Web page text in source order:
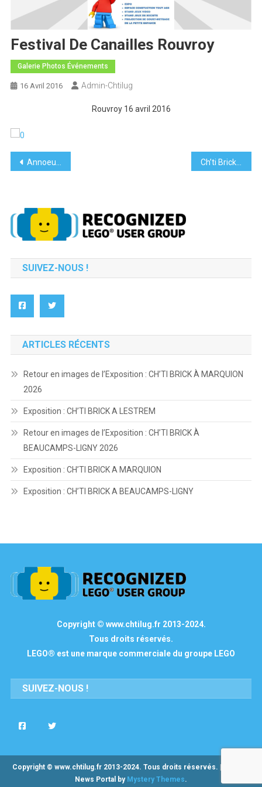
Festival De Canailles Rouvroy
Galerie Photos Événements
16 Avril 2016 Admin-Chtilug
Rouvroy 16 avril 2016
Navigation
l’article
Annoeullin 2015 Ch’ti Brick III Cysoing
SUIVEZ-NOUS !
ARTICLES RÉCENTS
Retour en images de l’Exposition : CH’TI BRICK À MARQUION
2026
Exposition : CH’TI BRICK A LESTREM
Retour en images de l’Exposition : CH’TI BRICK À
BEAUCAMPS-LIGNY 2026
Exposition : CH’TI BRICK A MARQUION
Exposition : CH’TI BRICK A BEAUCAMPS-LIGNY
Copyright © www.chtilug.fr 2013-2024.
Tous droits réservés.
LEGO® est une marque commerciale du groupe LEGO
SUIVEZ-NOUS !
Copyright © www.chtilug.fr 2013-2024. Tous droits réservés.
News Portal by Mystery Themes.